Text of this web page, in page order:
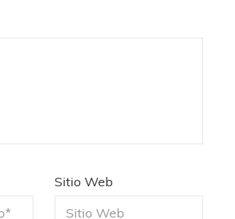
Sitio Web